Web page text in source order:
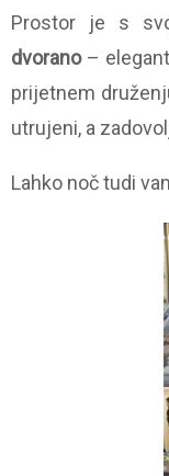
Prostor je s
dvorano–
prijetnem
utrujeni, a
Lahko noč tudi